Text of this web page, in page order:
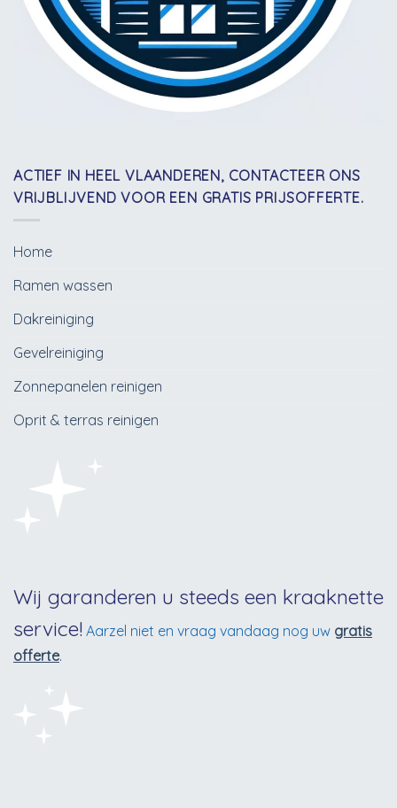
ACTIEF IN HEEL VLAANDEREN, CONTACTEER ONS
VRIJBLIJVEND VOOR EEN GRATIS PRIJSOFFERTE.
Home
Ramen wassen
Dakreiniging
Gevelreiniging
Zonnepanelen reinigen
Oprit & terras reinigen
Wij garanderen u steeds een kraaknette
service! Aarzel niet en vraag vandaag nog uw gratis
offerte.